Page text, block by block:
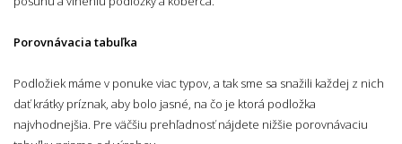
Porovnávacia tabuľka
Podložiek máme v ponuke viac typov, a tak sme sa snažili každej z nich
dať krátky príznak, aby bolo jasné, na čo je ktorá podložka
najvhodnejšia. Pre väčšiu prehľadnosť nájdete nižšie porovnávaciu